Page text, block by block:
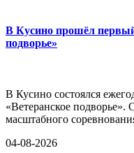
В Кусино прошёл первый
подворье»
В Кусино состоялся
«Ветеранское подворье».
масштабного
04-08-2026